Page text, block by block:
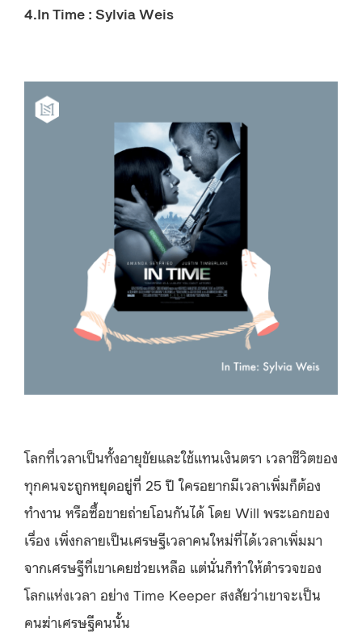
4.In Time : Sylvia Weis
โลกที่เวลาเป็นทั้งอายุขัยและใช้แทนเงินตรา เวลาชีวิตของ
ทุกคนจะถูกหยุดอยู่ที่ 25 ปี ใครอยากมีเวลาเพิ่มก็ต้อง
ทำงาน หรือซื้อขายถ่ายโอนกันได้ โดย Will พระเอกของ
เรื่อง เพิ่งกลายเป็นเศรษฐีเวลาคนใหม่ที่ได้เวลาเพิ่มมา
จากเศรษฐีที่เขาเคยช่วยเหลือ แต่นั่นก็ทำให้ตำรวจของ
โลกแห่งเวลา อย่าง Time Keeper สงสัยว่าเขาจะเป็น
คนฆ่าเศรษฐีคนนั้น